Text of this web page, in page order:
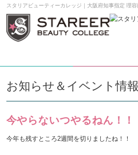
スタリアビューティーカレッジ｜大阪府知事指定 理
お知らせ＆イベント情報
今やらないつやるねん！！
今年も残すところ2週間を切りましたね！！